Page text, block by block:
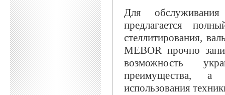
Для
предлагается
стеллитирования,
MEBOR прочно
возможность
преимущества,
использования